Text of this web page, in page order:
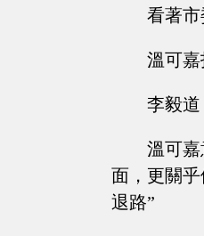
看著
溫可
李毅道
溫可
面，更關
退路”